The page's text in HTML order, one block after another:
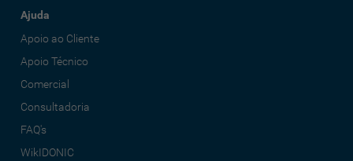
Ajuda
Apoio ao Cliente
Apoio Técnico
Comercial
Consultadoria
FAQ's
WikIDONIC